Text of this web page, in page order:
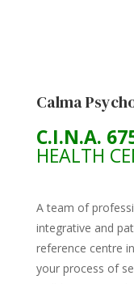
Calma
C.I.N.A.
HEALTH
A team of
integrative and
reference centre
your process of